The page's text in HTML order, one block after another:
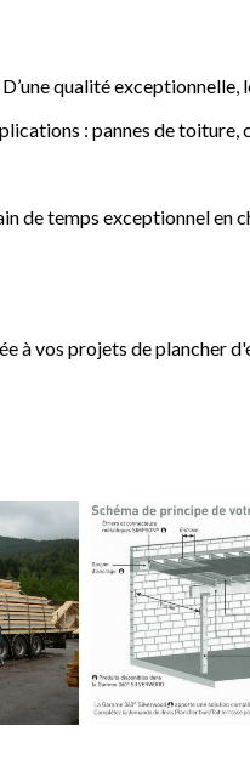
qualité
: pannes de toiture,
de temps exceptionnel en
à vos projets de plancher